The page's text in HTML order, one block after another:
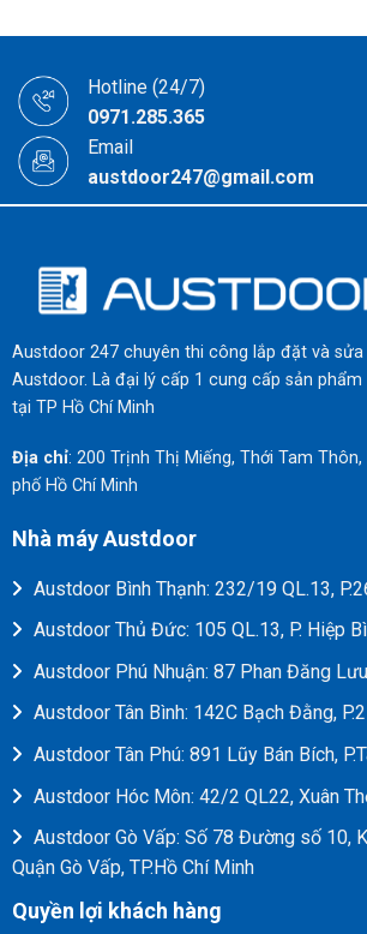
Hotline (24/7)
0971.285.365
Email
austdoor247@gmail.com
Austdoor 247 chuyên thi công lắp đặt và
Austdoor. Là đại lý cấp 1 cung cấp sản
tại TP Hồ Chí Minh
Địa chỉ: 200 Trịnh Thị Miếng, Thới Tam
phố Hồ Chí Minh
Nhà máy Austdoor
Austdoor Bình Thạnh: 232/19 QL.13,
Austdoor Thủ Đức: 105 QL.13, P. Hiệp
Austdoor Phú Nhuận: 87 Phan Đăng
Austdoor Tân Bình: 142C Bạch Đằng, P.2
Austdoor Tân Phú: 891 Lũy Bán Bích,
Austdoor Hóc Môn: 42/2 QL22, Xuân
Austdoor Gò Vấp: Số 78 Đường số 10,
Quận Gò Vấp, TP.Hồ Chí Minh
Quyền lợi khách hàng